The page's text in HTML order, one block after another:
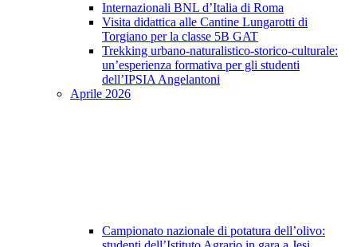
Internazionali BNL d’Italia di Roma
Visita didattica alle Cantine Lungarotti di
Torgiano per la classe 5B GAT
Trekking urbano-naturalistico-storico-culturale:
un’esperienza formativa per gli studenti
dell’IPSIA Angelantoni
Aprile 2026
Campionato nazionale di potatura dell’olivo: